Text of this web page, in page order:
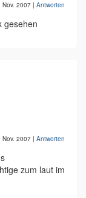
Nov. 2007 | Antworten
gesehen
Nov. 2007 | Antworten
zum laut im